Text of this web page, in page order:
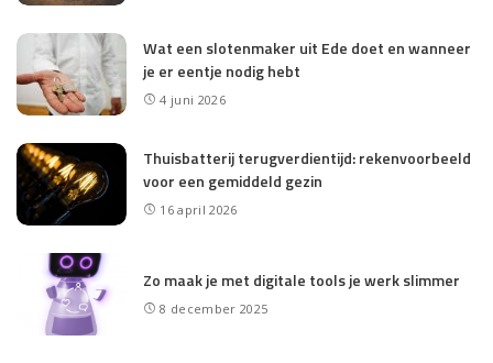
Wat een slotenmaker uit Ede doet en wanneer
je er eentje nodig hebt
4 juni 2026
Thuisbatterij terugverdientijd: rekenvoorbeeld
voor een gemiddeld gezin
16 april 2026
Zo maak je met digitale tools je werk slimmer
8 december 2025